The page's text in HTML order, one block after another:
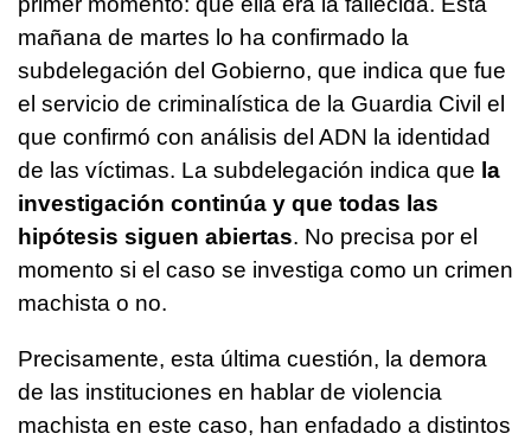
mañana de martes lo ha confirmado la
subdelegación del Gobierno, que indica que fue
el servicio de criminalística de la Guardia Civil el
que confirmó con análisis del ADN la identidad
de las víctimas. La subdelegación indica que la
investigación continúa y que todas las
hipótesis siguen abiertas. No precisa por el
momento si el caso se investiga como un crimen
machista o no.
Precisamente, esta última cuestión, la demora
de las instituciones en hablar de violencia
machista en este caso, han enfadado a distintos